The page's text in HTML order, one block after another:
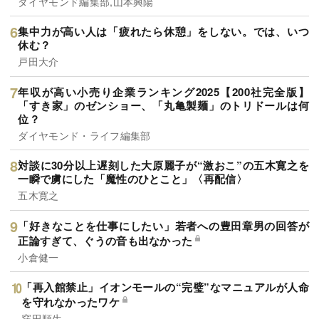
集中力が高い人は「疲れたら休憩」をしない。では、いつ
休む？
戸田大介
年収が高い小売り企業ランキング2025【200社完全版】
「すき家」のゼンショー、「丸亀製麺」のトリドールは何
位？
ダイヤモンド・ライフ編集部
対談に30分以上遅刻した大原麗子が“激おこ”の五木寛之を
一瞬で虜にした「魔性のひとこと」〈再配信〉
五木寛之
「好きなことを仕事にしたい」若者への豊田章男の回答が
正論すぎて、ぐうの音も出なかった
小倉健一
「再入館禁止」イオンモールの“完璧”なマニュアルが人命
を守れなかったワケ